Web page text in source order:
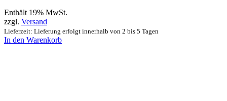
Enthält 19% MwSt.
zzgl. Versand
Lieferzeit: Lieferung erfolgt innerhalb von 2 bis 5 Tagen
In den Warenkorb